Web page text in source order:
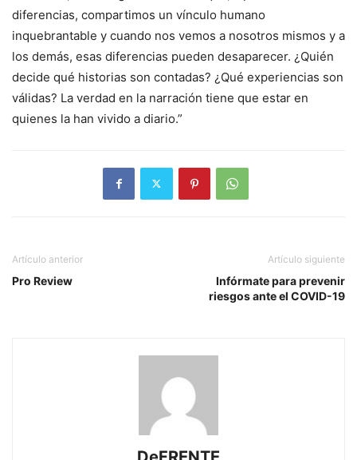
diferencias, compartimos un vínculo humano
inquebrantable y cuando nos vemos a nosotros mismos y a
los demás, esas diferencias pueden desaparecer. ¿Quién
decide qué historias son contadas? ¿Qué experiencias son
válidas? La verdad en la narración tiene que estar en
quienes la han vivido a diario.”
Artículo anterior
Pro Review
Artículo siguiente
Infórmate para prevenir
riesgos ante el COVID-19